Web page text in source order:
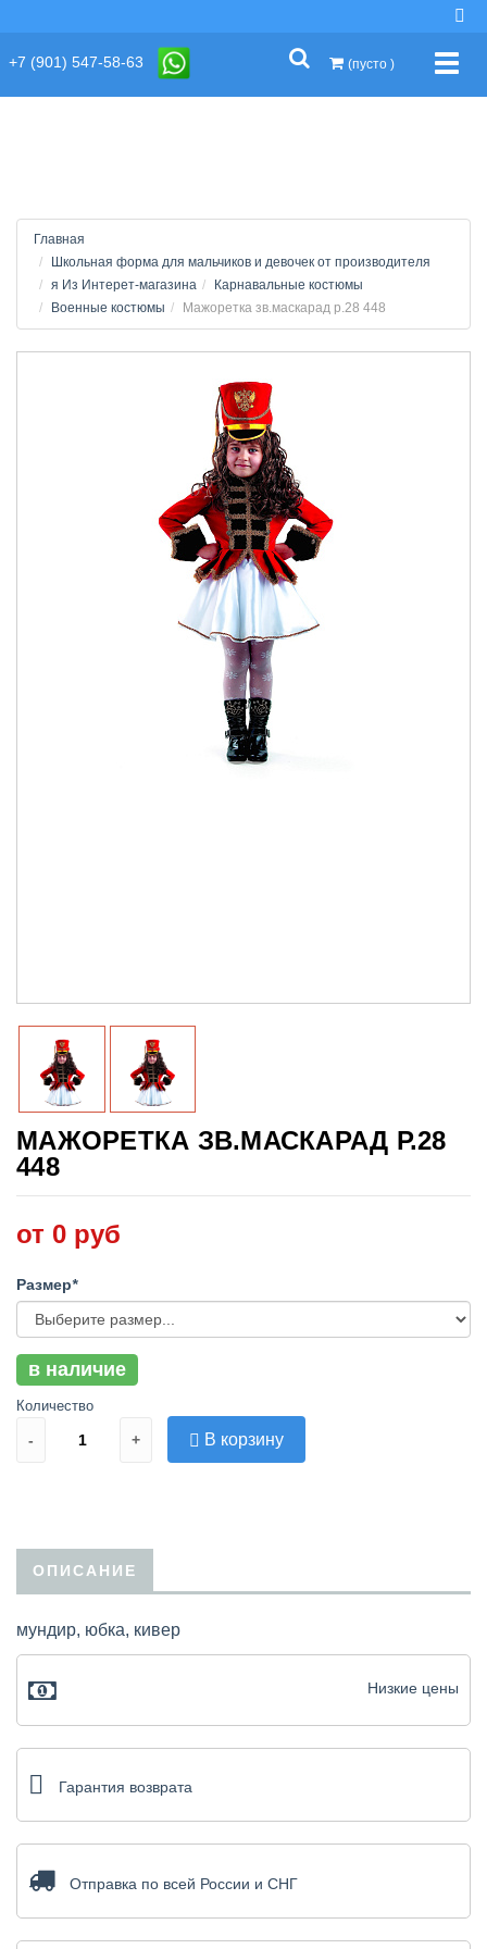
+7 (901) 547-58-63 (пусто )
Главная
Школьная форма для мальчиков и девочек от производителя
я Из Интерет-магазина
Карнавальные костюмы
Военные костюмы
Мажоретка зв.маскарад р.28 448
МАЖОРЕТКА ЗВ.МАСКАРАД Р.28
448
от 0 руб
Размер*
в наличие
Количество
- + В корзину
ОПИСАНИЕ
мундир, юбка, кивер
Низкие цены
Гарантия возврата
Отправка по всей России и СНГ